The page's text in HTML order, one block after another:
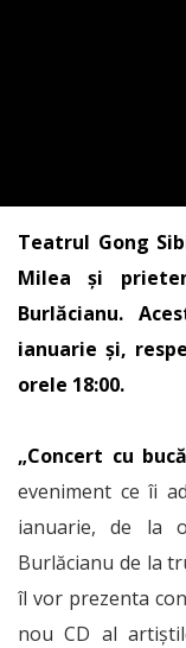
Teatrul Gong
Milea și
Burlăcianu.
ianuarie și,
orele 18:00.
„Concert cu
eveniment ce îi
ianuarie, de la
Burlăcianu de la
îl vor prezenta
nou CD al